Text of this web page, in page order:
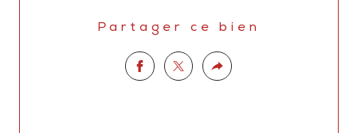
Partager ce bien